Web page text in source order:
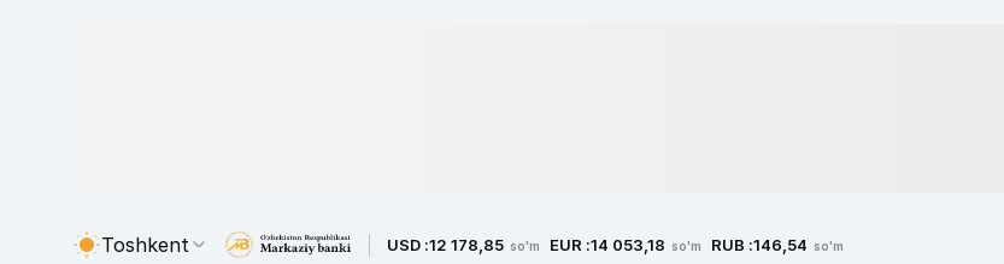
Toshkent USD :12 178,85 so'm EUR :14 053,18 so'm RUB :146,54 so'm